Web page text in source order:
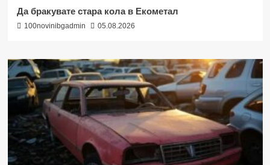
Да бракувате стара кола в Екометал
100novinibgadmin 05.08.2026